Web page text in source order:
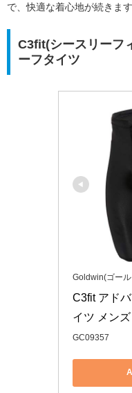
で、快適な着心地が続きます
C3fit(シースリーフ
ーフタイツ
Goldwin(ゴー
C3fit アド
イツ メンズ
GC09357